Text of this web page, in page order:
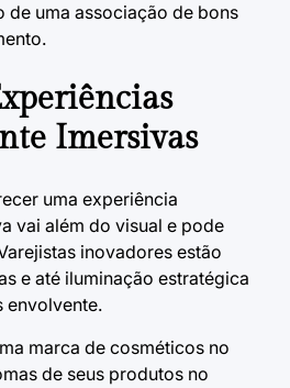
uma associação de bons
Imersivas
uma experiência
vai além do visual e pode
inovadores estão
e até iluminação estratégica
envolvente.
marca de cosméticos no
de seus produtos no